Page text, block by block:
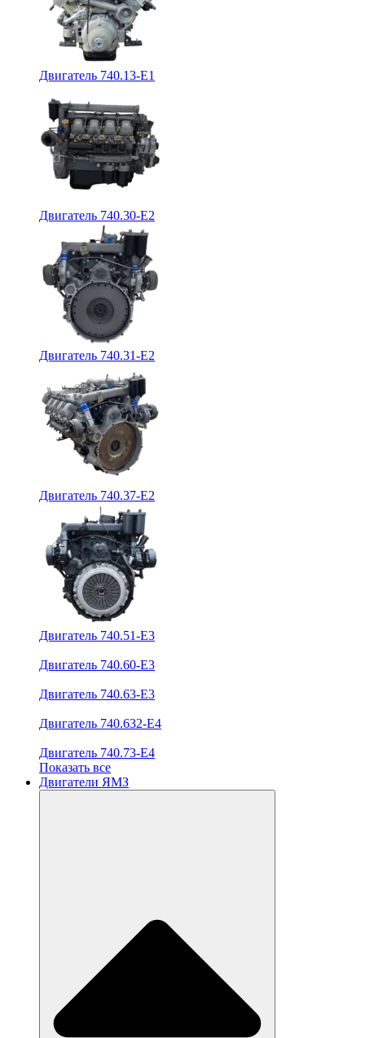
Двигатель 740.13-E1
Двигатель 740.30-E2
Двигатель 740.31-E2
Двигатель 740.37-E2
Двигатель 740.51-E3
Двигатель 740.60-E3
Двигатель 740.63-E3
Двигатель 740.632-E4
Двигатель 740.73-E4
Показать все
Двигатели ЯМЗ